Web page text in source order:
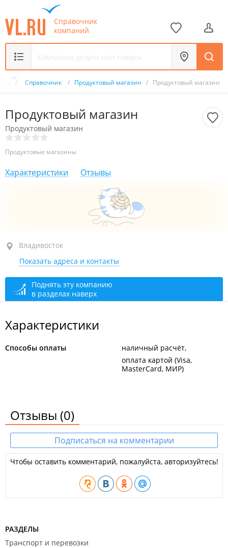
Справочник
компаний
/ Справочник / Продуктовый магазин / Продуктовый магазин
Продуктовый магазин
Продуктовый магазин
Продуктовые магазины
Характеристики Отзывы
ул. Свердлова, 21 стр. 2
закрыто, откроется в 09:00
Владивосток
Показать адреса и контакты
Поднять эту компанию
в разделах наверх
Характеристики
Способы оплаты
наличный расчёт
оплата картой (Visa,
MasterCard, МИР)
Отзывы (0)
Подписаться на комментарии
Чтобы оставить комментарий, пожалуйста, авторизуйтесь!
РАЗДЕЛЫ
Транспорт и перевозки